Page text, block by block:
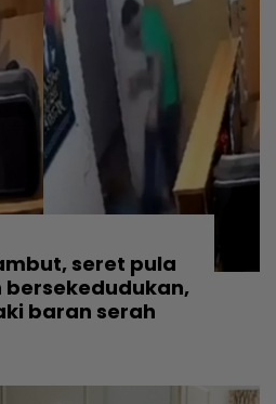
seret pula
baran serah